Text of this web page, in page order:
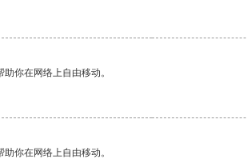
你在网络上自由移动。
你在网络上自由移动。